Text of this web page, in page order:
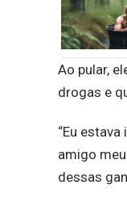
Ao pular,
drogas e
“Eu
amigo
dessas